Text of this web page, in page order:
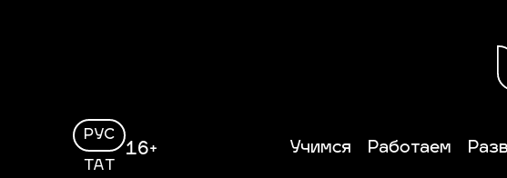
РУС
ТАТ
16+ Учимся Работаем